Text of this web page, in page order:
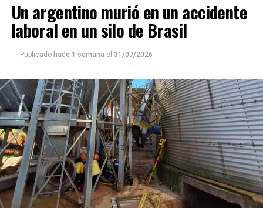
Un argentino murió en un accidente
laboral en un silo de Brasil
Publicado hace 1 semana el 31/07/2026